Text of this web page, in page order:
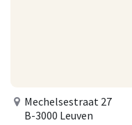
Mechelsestraat 27
B-3000 Leuven